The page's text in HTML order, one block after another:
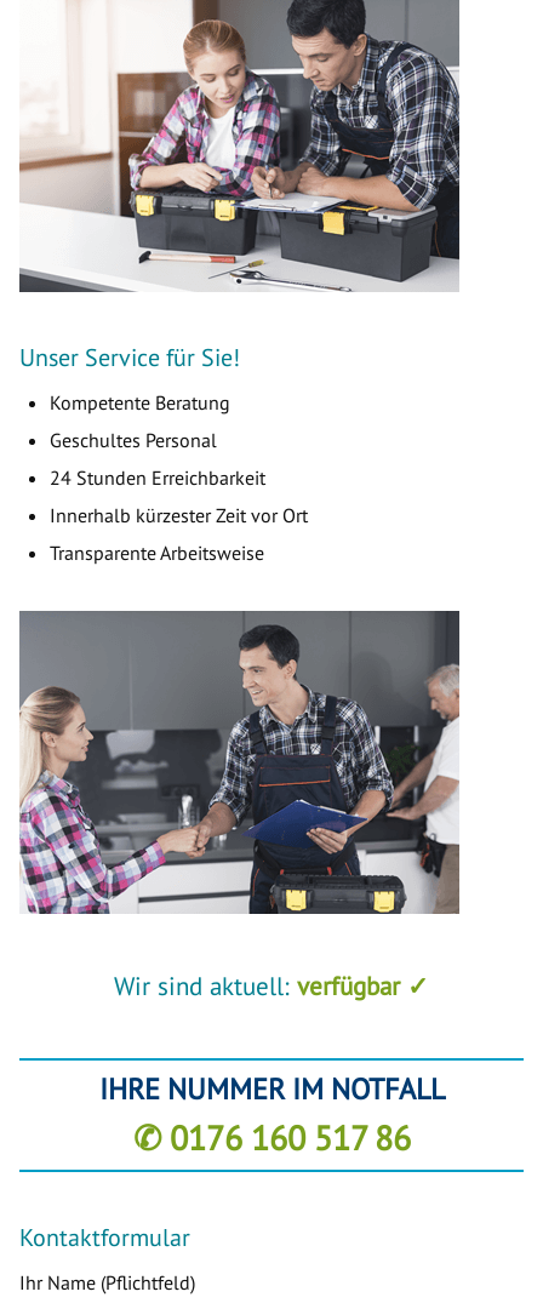
Unser Service für Sie!
Kompetente Beratung
Geschultes Personal
24 Stunden Erreichbarkeit
Innerhalb kürzester Zeit vor Ort
Transparente Arbeitsweise
Wir sind aktuell: verfügbar ✓
IHRE NUMMER IM NOTFALL
✆ 0176 160 517 86
Kontaktformular
Ihr Name (Pflichtfeld)